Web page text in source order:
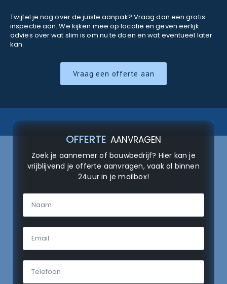
Twijfel je nog over de juiste aanpak? Vraag dan een gratis
inspectie aan. We kijken mee op locatie en geven eerlijk
advies over wat slim is om nu te doen en wat eventueel later
kan.
Vraag een offerte aan
OFFERTE AANVRAGEN
Zoek je aannemer of bouwbedrijf? Hier kan je
vrijblijvend je offerte aanvragen, vaak al binnen
24uur in je mailbox!